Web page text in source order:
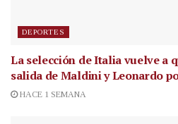
DEPORTES
La selección de Italia vuelve a
salida de Maldini y Leonardo
HACE 1 SEMANA